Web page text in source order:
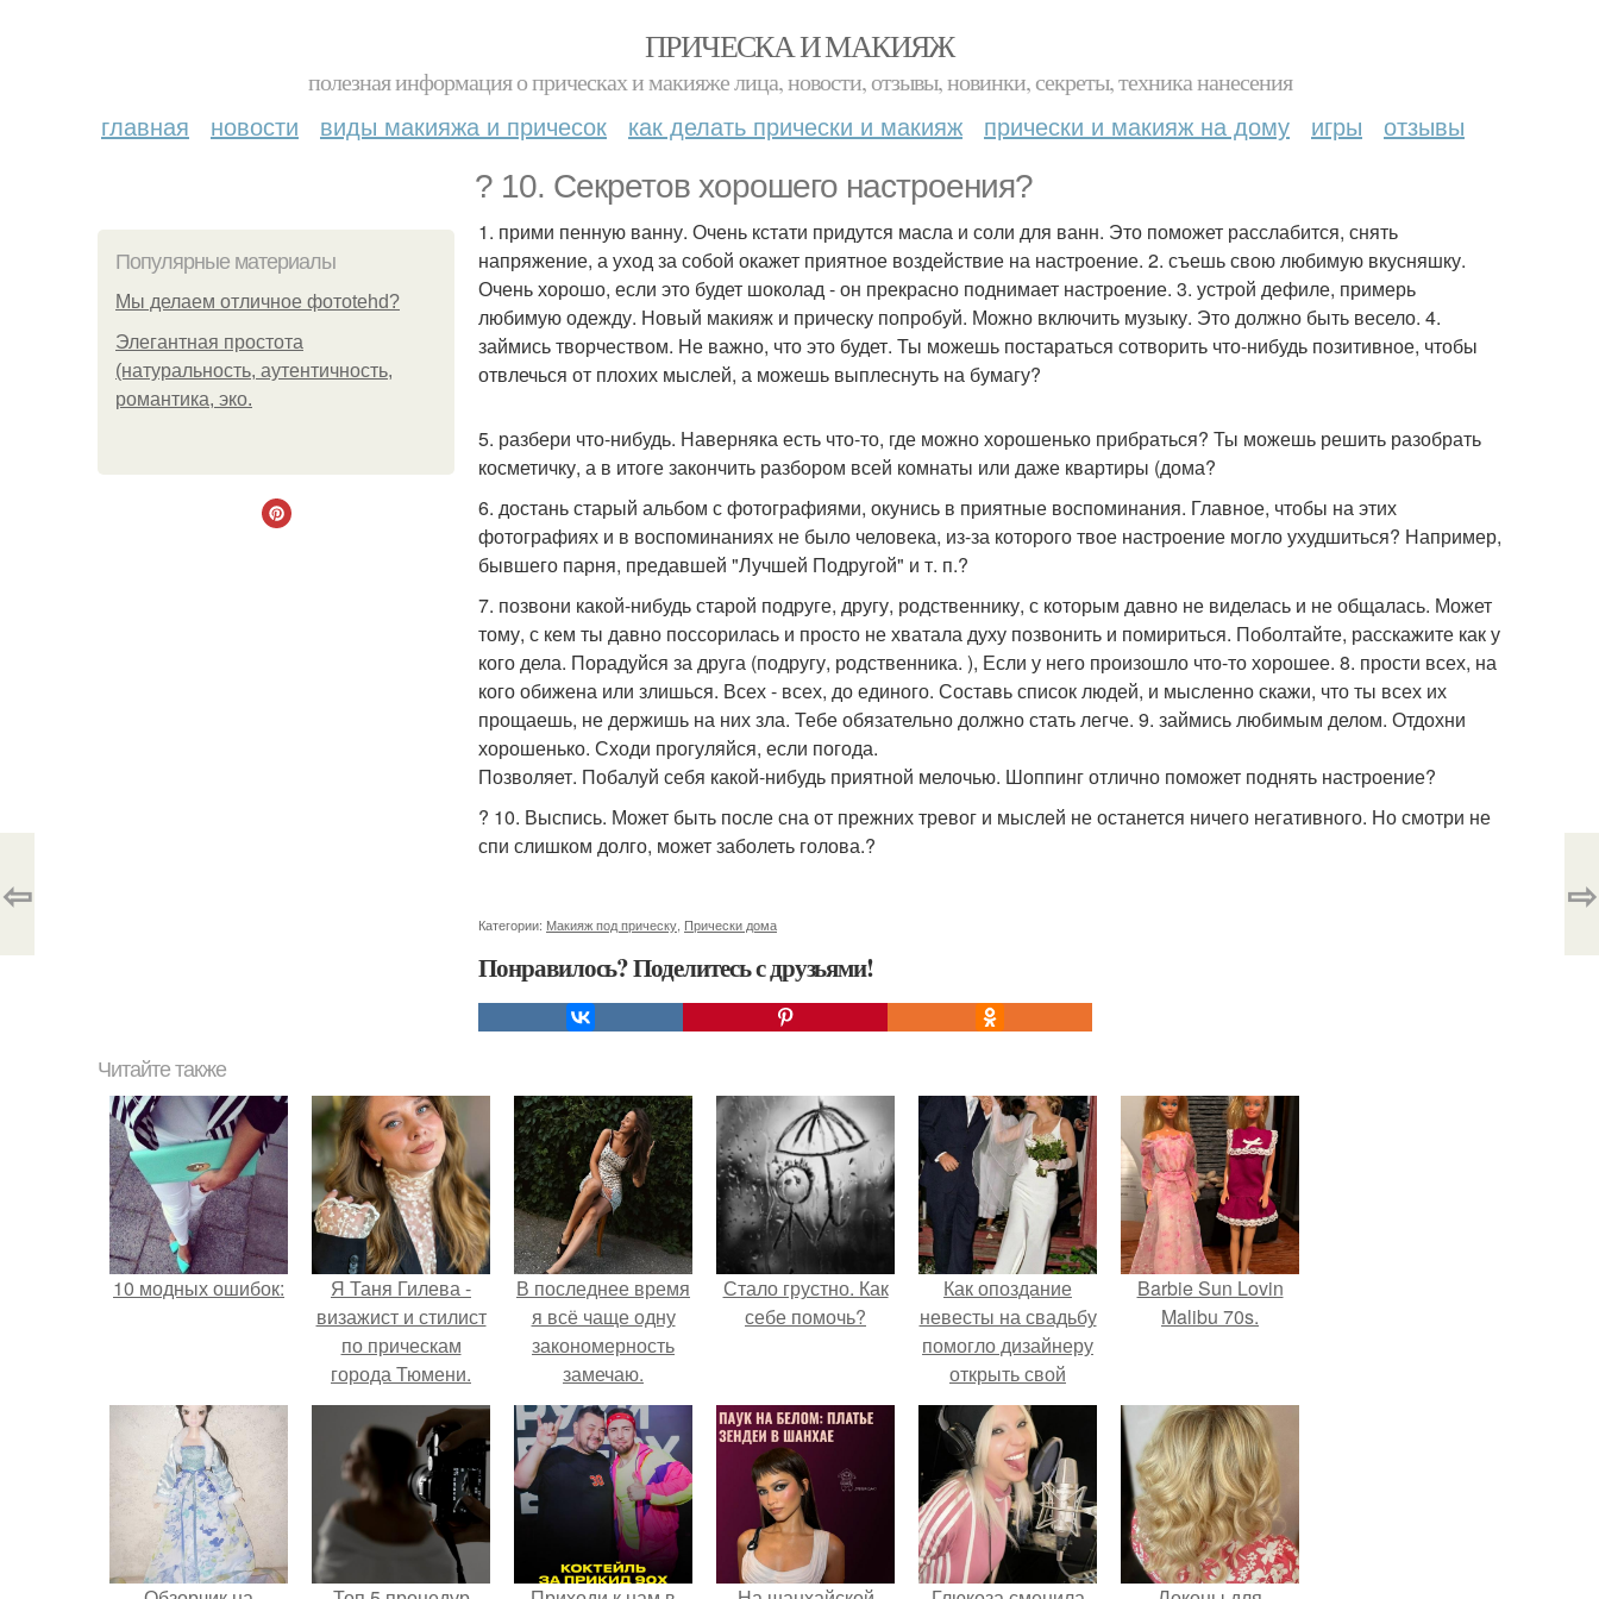
ПРИЧЕСКА И МАКИЯЖ
полезная информация о прическах и макияже лица, новости, отзывы, новинки, секреты, техника нанесения
главная новости виды макияжа и причесок как делать прически и макияж прически и макияж на дому игры отзывы
? 10. Секретов хорошего настроения?
Популярные материалы
Мы делаем отличное фотоtehd?
Элегантная простота
(натуральность, аутентичность,
романтика, эко.
1. прими пенную ванну. Очень кстати придутся масла и соли для ванн. Это поможет расслабится, снять
напряжение, а уход за собой окажет приятное воздействие на настроение. 2. съешь свою любимую вкусняшку.
Очень хорошо, если это будет шоколад - он прекрасно поднимает настроение. 3. устрой дефиле, примерь
любимую одежду. Новый макияж и прическу попробуй. Можно включить музыку. Это должно быть весело. 4.
займись творчеством. Не важно, что это будет. Ты можешь постараться сотворить что-нибудь позитивное, чтобы
отвлечься от плохих мыслей, а можешь выплеснуть на бумагу?
5. разбери что-нибудь. Наверняка есть что-то, где можно хорошенько прибраться? Ты можешь решить разобрать
косметичку, а в итоге закончить разбором всей комнаты или даже квартиры (дома?
6. достань старый альбом с фотографиями, окунись в приятные воспоминания. Главное, чтобы на этих
фотографиях и в воспоминаниях не было человека, из-за которого твое настроение могло ухудшиться? Например,
бывшего парня, предавшей "Лучшей Подругой" и т. п.?
7. позвони какой-нибудь старой подруге, другу, родственнику, с которым давно не виделась и не общалась. Может
тому, с кем ты давно поссорилась и просто не хватала духу позвонить и помириться. Поболтайте, расскажите как у
кого дела. Порадуйся за друга (подругу, родственника. ), Если у него произошло что-то хорошее. 8. прости всех, на
кого обижена или злишься. Всех - всех, до единого. Составь список людей, и мысленно скажи, что ты всех их
прощаешь, не держишь на них зла. Тебе обязательно должно стать легче. 9. займись любимым делом. Отдохни
хорошенько. Сходи прогуляйся, если погода.
Позволяет. Побалуй себя какой-нибудь приятной мелочью. Шоппинг отлично поможет поднять настроение?
? 10. Выспись. Может быть после сна от прежних тревог и мыслей не останется ничего негативного. Но смотри не
спи слишком долго, может заболеть голова.?
Категории: Макияж под прическу Прически дома
Понравилось? Поделитесь с друзьями!
⇦ ⇨
Читайте также
10 модных ошибок:
Я Таня Гилева -
визажист и стилист
по прическам
города Тюмени.
В последнее время
я всё чаще одну
закономерность
замечаю.
Стало грустно. Как
себе помочь?
Как опоздание
невесты на свадьбу
помогло дизайнеру
открыть свой
бренд.
Barbie Sun Lovin
Malibu 70s.